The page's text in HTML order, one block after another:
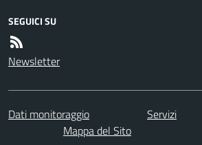
SEGUICI SU
Newsletter
Dati monitoraggio Servizi
Mappa del Sito